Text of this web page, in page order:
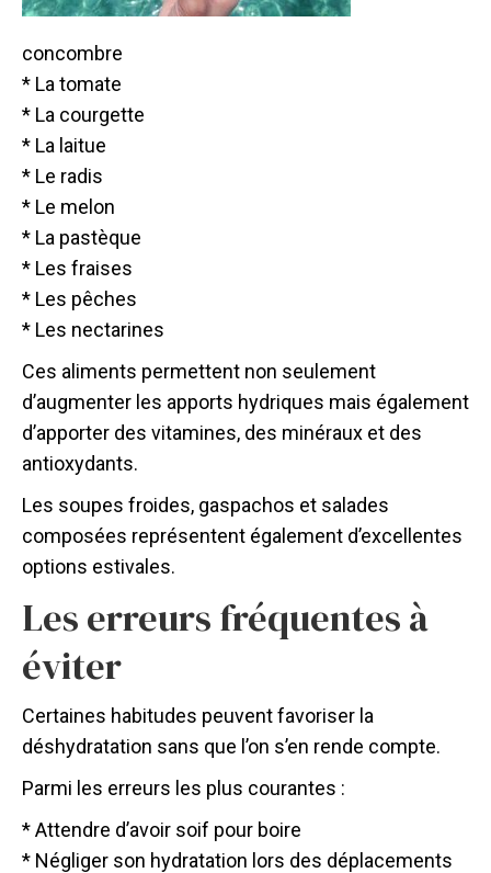
concombre
* La tomate
* La courgette
* La laitue
* Le radis
* Le melon
* La pastèque
* Les fraises
* Les pêches
* Les nectarines
Ces aliments permettent non seulement
d’augmenter les apports hydriques mais également
d’apporter des vitamines, des minéraux et des
antioxydants.
Les soupes froides, gaspachos et salades
composées représentent également d’excellentes
options estivales.
Les erreurs fréquentes à
éviter
Certaines habitudes peuvent favoriser la
déshydratation sans que l’on s’en rende compte.
Parmi les erreurs les plus courantes :
* Attendre d’avoir soif pour boire
* Négliger son hydratation lors des déplacements